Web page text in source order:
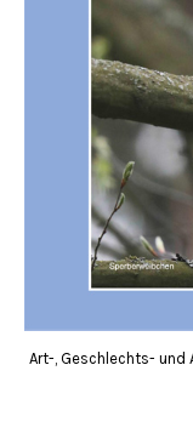
Art-, Geschlechts- und